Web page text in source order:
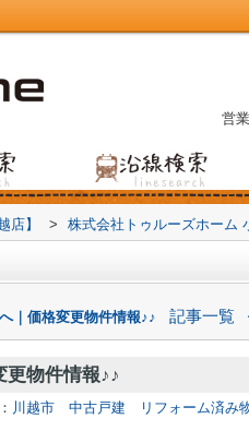
営
店】 > 株式会社トゥルーズホーム
｜価格変更物件情報♪♪ 記事一覧
更物件情報♪♪
川越市 中古戸建 リフォーム済み